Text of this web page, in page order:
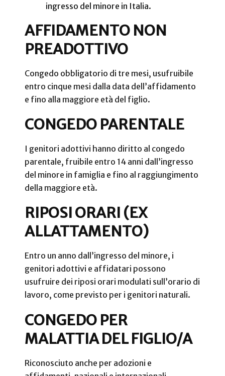
ingresso del minore in Italia.
AFFIDAMENTO NON
PREADOTTIVO
Congedo obbligatorio di tre mesi, usufruibile
entro cinque mesi dalla data dell’affidamento
e fino alla maggiore età del figlio.
CONGEDO PARENTALE
I genitori adottivi hanno diritto al congedo
parentale, fruibile entro 14 anni dall’ingresso
del minore in famiglia e fino al raggiungimento
della maggiore età.
RIPOSI ORARI (EX
ALLATTAMENTO)
Entro un anno dall’ingresso del minore, i
genitori adottivi e affidatari possono
usufruire dei riposi orari modulati sull’orario di
lavoro, come previsto per i genitori naturali.
CONGEDO PER
MALATTIA DEL FIGLIO/A
Riconosciuto anche per adozioni e